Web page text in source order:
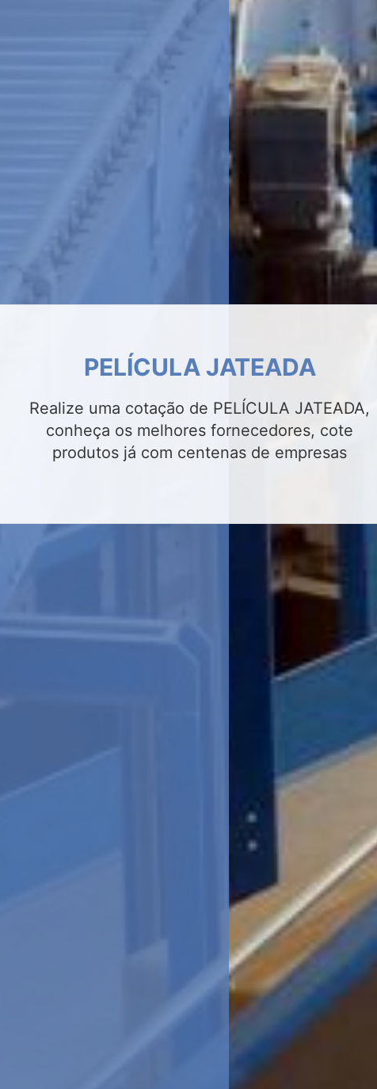
INSULFILM RESIDENCIAL
Realize uma cotação de INSULFILM
RESIDENCIAL, conheça os melhores
fornecedores, cote produtos já com centenas
de empresas